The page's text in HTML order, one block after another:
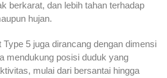
berkarat, dan lebih tahan terhadap
hujan.
5 juga dirancang dengan dimensi
mendukung posisi duduk yang
mulai dari bersantai hingga